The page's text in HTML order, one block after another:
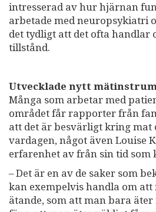
intresserad av hur hjärnan
arbetade med neuropsykiatri
det tydligt att det ofta handlar
tillstånd.
Utvecklade nytt
Många som arbetar med
området får rapporter från
att det är besvärligt kring mat
vardagen, något även Louise
erfarenhet av från sin tid som
– Det är en av de saker som
kan exempelvis handla om
ätande, som att man bara